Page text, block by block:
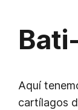
Aquí
cartílagos